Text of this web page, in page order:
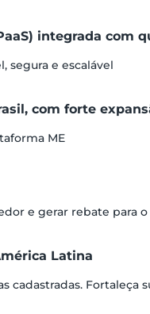
integrada com
segura e escalável
com forte
ME
e gerar rebate para
Latina
cadastradas. Fortaleça